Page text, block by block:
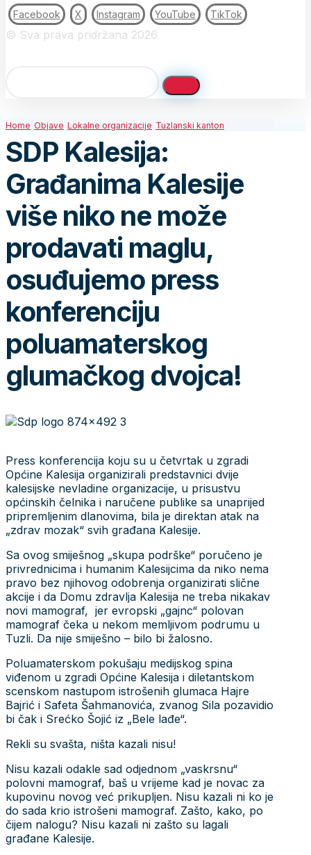
Facebook X Instagram YouTube TikTok
© Sva prava pridržana 2026
Home Objave Lokalne organizacije Tuzlanski kanton
SDP Kalesija:
Građanima Kalesije
više niko ne može
prodavati maglu,
osuđujemo press
konferenciju
poluamaterskog
glumačkog dvojca!
Press konferencija koju su u četvrtak u zgradi
Općine Kalesija organizirali predstavnici dvije
kalesijske nevladine organizacije, u prisustvu
općinskih čelnika i naručene publike sa unaprijed
pripremljenim dlanovima, bila je direktan atak na
„zdrav mozak“ svih građana Kalesije.
Sa ovog smiješnog „skupa podrške“ poručeno je
privrednicima i humanim Kalesijcima da niko nema
pravo bez njihovog odobrenja organizirati slične
akcije i da Domu zdravlja Kalesija ne treba nikakav
novi mamograf, jer evropski „gajnc“ polovan
mamograf čeka u nekom memljivom podrumu u
Tuzli. Da nije smiješno – bilo bi žalosno.
Poluamaterskom pokušaju medijskog spina
viđenom u zgradi Općine Kalesija i diletantskom
scenskom nastupom istrošenih glumaca Hajre
Bajrić i Safeta Šahmanovića, zvanog Sila pozavidio
bi čak i Srećko Šojić iz „Bele lađe“.
Rekli su svašta, ništa kazali nisu!
Nisu kazali odakle sad odjednom „vaskrsnu“
polovni mamograf, baš u vrijeme kad je novac za
kupovinu novog već prikupljen. Nisu kazali ni ko je
do sada krio istrošeni mamograf. Zašto, kako, po
čijem nalogu? Nisu kazali ni zašto su lagali
građane Kalesije.